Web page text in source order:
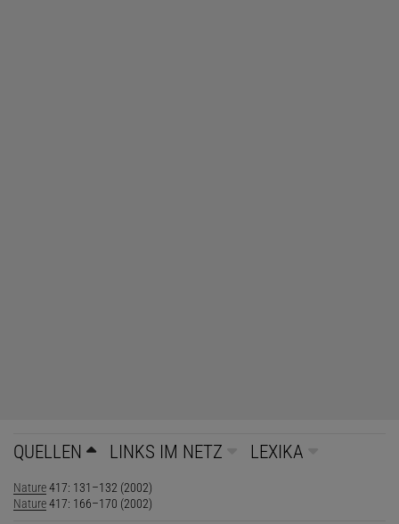
QUELLEN LINKS IM NETZ LEXIKA
Nature417: 131–132 (2002)
Nature417: 166–170 (2002)